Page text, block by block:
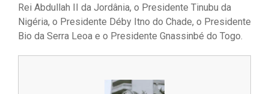
Rei Abdullah II da Jordânia, o Presidente Tinubu da
Nigéria, o Presidente Déby Itno do Chade, o Presidente
Bio da Serra Leoa e o Presidente Gnassinbé do Togo.